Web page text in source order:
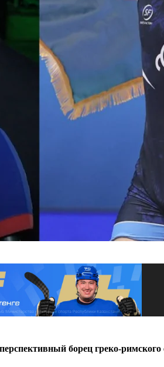
борец греко-римского